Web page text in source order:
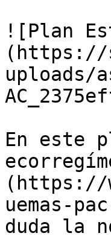
![Plan
(https://
uploads/
En este
(https://
uemas-
duda la